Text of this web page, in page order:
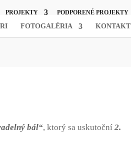
PROJEKTY PODPORENÉ PROJEKTY
FOTOGALÉRIA KONTAKT
bál“, ktorý sa uskutoční2.